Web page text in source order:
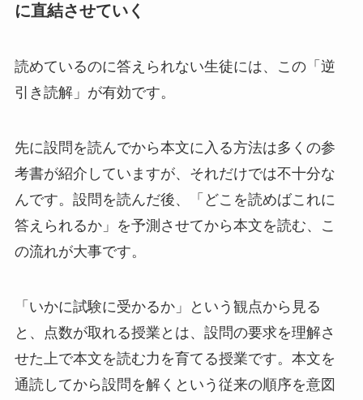
に直結させていく
読めているのに答えられない生徒には、この「逆
引き読解」が有効です。
先に設問を読んでから本文に入る方法は多くの参
考書が紹介していますが、それだけでは不十分な
んです。設問を読んだ後、「どこを読めばこれに
答えられるか」を予測させてから本文を読む、こ
の流れが大事です。
「いかに試験に受かるか」という観点から見る
と、点数が取れる授業とは、設問の要求を理解さ
せた上で本文を読む力を育てる授業です。本文を
通読してから設問を解くという従来の順序を意図